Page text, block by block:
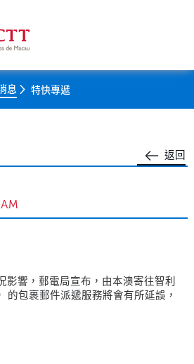
息 特快專遞
返回
影響，郵電局宣布，由本澳寄往智利
的包裹郵件派遞服務將會有所延誤，